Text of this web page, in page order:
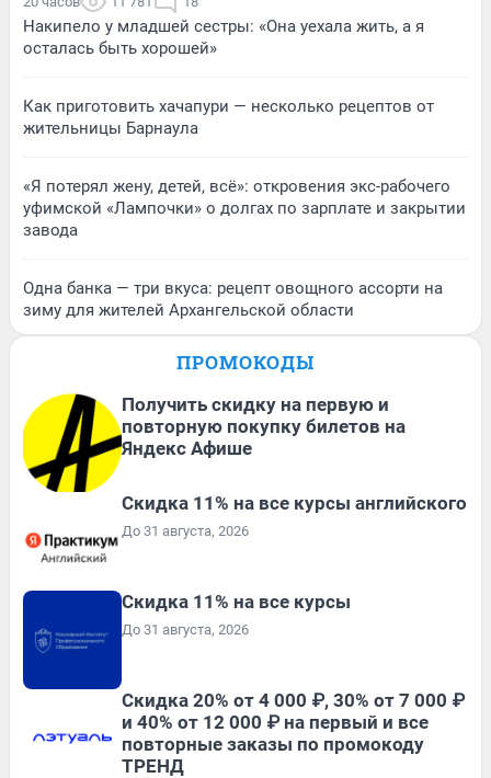
Накипело у младшей сестры: «Она уехала жить, а я
осталась быть хорошей»
Как приготовить хачапури — несколько рецептов от
жительницы Барнаула
«Я потерял жену, детей, всё»: откровения экс-рабочего
уфимской «Лампочки» о долгах по зарплате и закрытии
завода
Одна банка — три вкуса: рецепт овощного ассорти на
зиму для жителей Архангельской области
ПРОМОКОДЫ
Получить скидку на первую и
повторную покупку билетов на
Яндекс Афише
Скидка 11% на все курсы английского
До 31 августа, 2026
Скидка 11% на все курсы
До 31 августа, 2026
Скидка 20% от 4 000 ₽, 30% от 7 000 ₽
и 40% от 12 000 ₽ на первый и все
повторные заказы по промокоду
ТРЕНД